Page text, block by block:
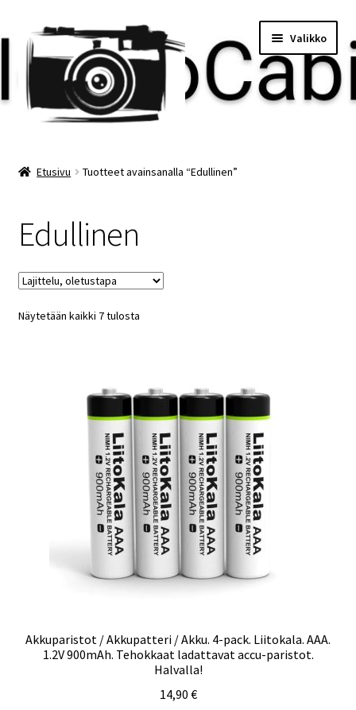
Siirry
navigointiin
Siirry
sisältöön
Valikko
Minun tilini
Ostoskori
Etusivu Tuotteet avainsanalla “Edullinen”
Edullinen
Näytetään kaikki 7 tulosta
Akkuparistot / Akkupatteri / Akku. 4-pack. Liitokala. AAA.
1.2V 900mAh. Tehokkaat ladattavat accu-paristot.
Halvalla!
14,90 €